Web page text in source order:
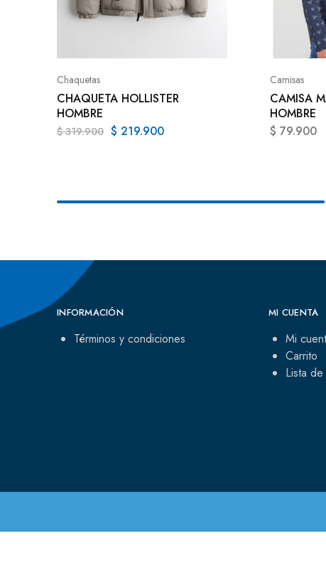
Chaquetas
CHAQUETA HOLLISTER
HOMBRE
$319.900 $ 219.900
Camisas
CAMISA
HOMBRE
$ 79.900
INFORMACIÓN
Términos y condiciones
MI CUENTA
Mi
Carrito
Lista